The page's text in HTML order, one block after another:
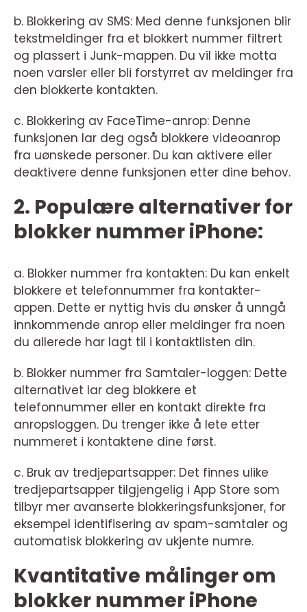
b. Blokkering av SMS: Med denne funksjonen blir
tekstmeldinger fra et blokkert nummer filtrert
og plassert i Junk-mappen. Du vil ikke motta
noen varsler eller bli forstyrret av meldinger fra
den blokkerte kontakten.
c. Blokkering av FaceTime-anrop: Denne
funksjonen lar deg også blokkere videoanrop
fra uønskede personer. Du kan aktivere eller
deaktivere denne funksjonen etter dine behov.
2. Populære alternativer for
blokker nummer iPhone:
a. Blokker nummer fra kontakten: Du kan enkelt
blokkere et telefonnummer fra kontakter-
appen. Dette er nyttig hvis du ønsker å unngå
innkommende anrop eller meldinger fra noen
du allerede har lagt til i kontaktlisten din.
b. Blokker nummer fra Samtaler-loggen: Dette
alternativet lar deg blokkere et
telefonnummer eller en kontakt direkte fra
anropsloggen. Du trenger ikke å lete etter
nummeret i kontaktene dine først.
c. Bruk av tredjepartsapper: Det finnes ulike
tredjepartsapper tilgjengelig i App Store som
tilbyr mer avanserte blokkeringsfunksjoner, for
eksempel identifisering av spam-samtaler og
automatisk blokkering av ukjente numre.
Kvantitative målinger om
blokker nummer iPhone